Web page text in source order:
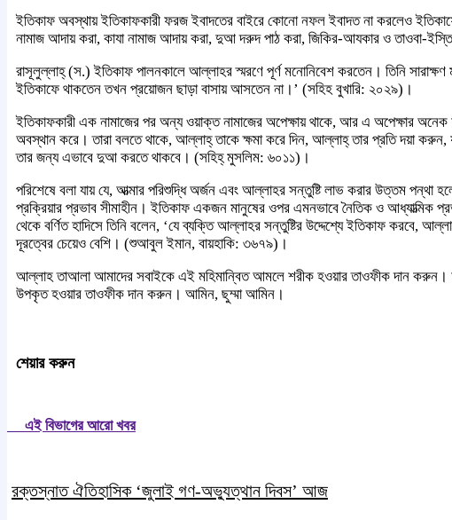
ইতিকাফ অবস্থায় ইতিকাফকারী ফরজ ইবাদতের বাইরে কোনো নফল ইবাদত না করলেও
নামাজ আদায় করা, কাযা নামাজ আদায় করা, দুআ দরুদ পাঠ করা, জিকির-আযকার ও তাওবা-
রাসূলুল্লাহ্ (স.) ইতিকাফ পালনকালে আল্লাহর স্মরণে পূর্ণ মনোনিবেশ করতেন। তিনি
ইতিকাফে থাকতেন তখন প্রয়োজন ছাড়া বাসায় আসতেন না।’ (সহিহ বুখারি: ২০২৯)।
ইতিকাফকারী এক নামাজের পর অন্য ওয়াক্ত নামাজের অপেক্ষায় থাকে, আর এ অপেক্ষার
অবস্থান করে। তারা বলতে থাকে, আল্লাহ্ তাকে ক্ষমা করে দিন, আল্লাহ্ তার প্রতি দয়া করুন,
তার জন্য এভাবে দুআ করতে থাকবে। (সহিহ্ মুসলিম: ৬০১১)।
পরিশেষে বলা যায় যে, আত্মার পরিশুদ্ধি অর্জন এবং আল্লাহর সন্তুষ্টি লাভ করার উত্তম
প্রক্রিয়ার প্রভাব সীমাহীন। ইতিকাফ একজন মানুষের ওপর এমনভাবে নৈতিক ও আধ্যাত্মিক
থেকে বর্ণিত হাদিসে তিনি বলেন, ‘যে ব্যক্তি আল্লাহর সন্তুষ্টির উদ্দেশ্যে ইতিকাফ করবে,
দূরত্বের চেয়েও বেশি। (শুআবুল ইমান, বায়হাকি: ৩৬৭৯)।
আল্লাহ তাআলা আমাদের সবাইকে এই মহিমান্বিত আমলে শরীক হওয়ার তাওফীক দান করুন।
উপকৃত হওয়ার তাওফীক দান করুন। আমিন, ছুম্মা আমিন।
শেয়ার করুন
এই বিভাগের আরো খবর
রক্তস্নাত ঐতিহাসিক ‌‘জুলাই গণ-অভ্যুত্থান দিবস’ আজ